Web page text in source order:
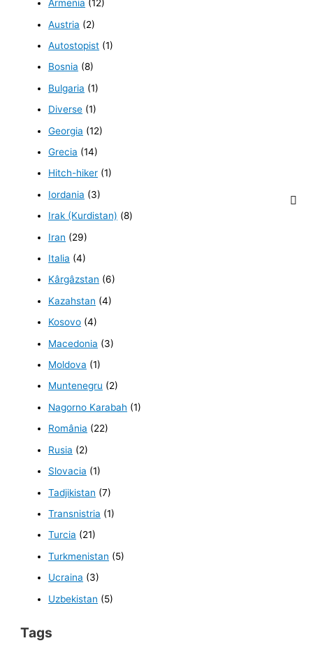
Armenia (12)
Austria (2)
Autostopist (1)
Bosnia (8)
Bulgaria (1)
Diverse (1)
Georgia (12)
Grecia (14)
Hitch-hiker (1)
Iordania (3)
Irak (Kurdistan) (8)
Iran (29)
Italia (4)
Kârgâzstan (6)
Kazahstan (4)
Kosovo (4)
Macedonia (3)
Moldova (1)
Muntenegru (2)
Nagorno Karabah (1)
România (22)
Rusia (2)
Slovacia (1)
Tadjikistan (7)
Transnistria (1)
Turcia (21)
Turkmenistan (5)
Ucraina (3)
Uzbekistan (5)
Tags